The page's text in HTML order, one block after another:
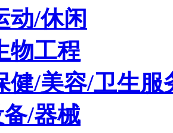
动/休闲
物工程
健/美容/卫生服
备/器械